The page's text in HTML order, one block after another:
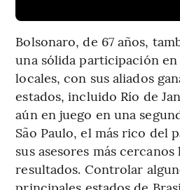
Bolsonaro, de 67 años,
una sólida participación
locales, con sus aliados
estados, incluido Río de
aún en juego en una
São Paulo, el más rico del
sus asesores más
resultados. Controlar